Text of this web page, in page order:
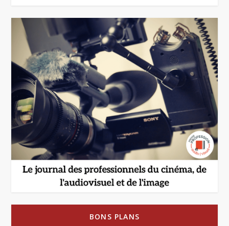
BONS PLANS